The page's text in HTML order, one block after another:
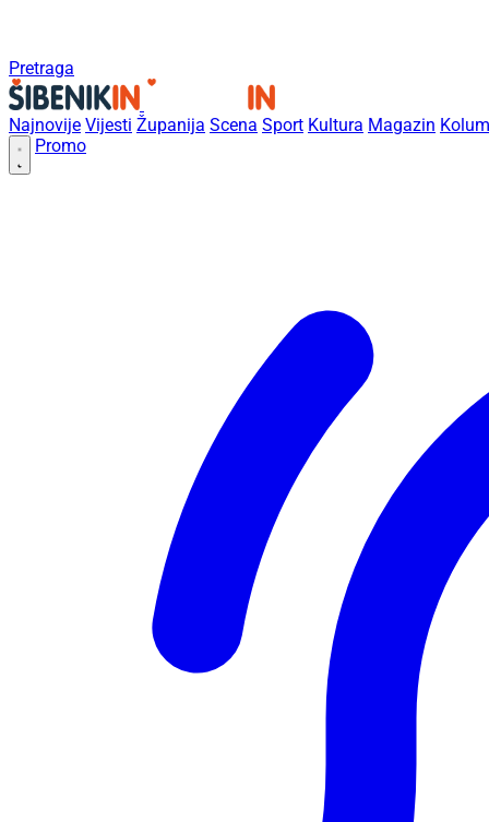
Pretraga
Najnovije Vijesti Županija Scena Sport Kultura Magazin
Promo